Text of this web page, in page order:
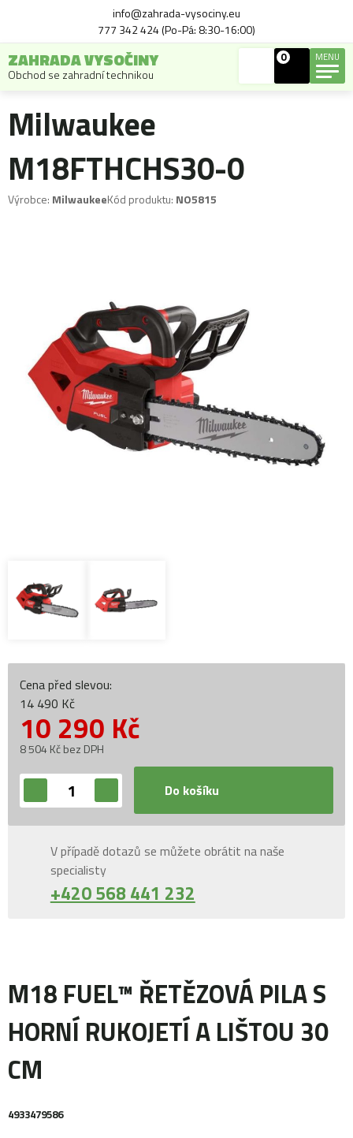
info@zahrada-vysociny.eu
777 342 424 (Po-Pá: 8:30-16:00)
ZAHRADA VYSOČINY
Obchod se zahradní technikou
0 MENU
Milwaukee
M18FTHCHS30-0
Výrobce: MilwaukeeKód produktu: NO5815
Cena před slevou:
14 490 Kč
10 290 Kč
8 504 Kč bez DPH
Do košíku
V případě dotazů se můžete obrátit na naše
specialisty
+420 568 441 232
M18 FUEL™ ŘETĚZOVÁ PILA S
HORNÍ RUKOJETÍ A LIŠTOU 30
CM
4933479586